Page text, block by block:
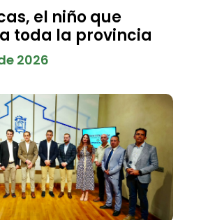
el niño que
toda la provincia
2026